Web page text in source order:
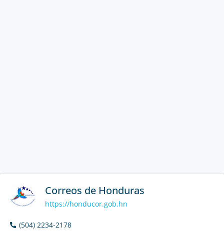
Correos de Honduras
https://honducor.gob.hn
(504) 2234-2178